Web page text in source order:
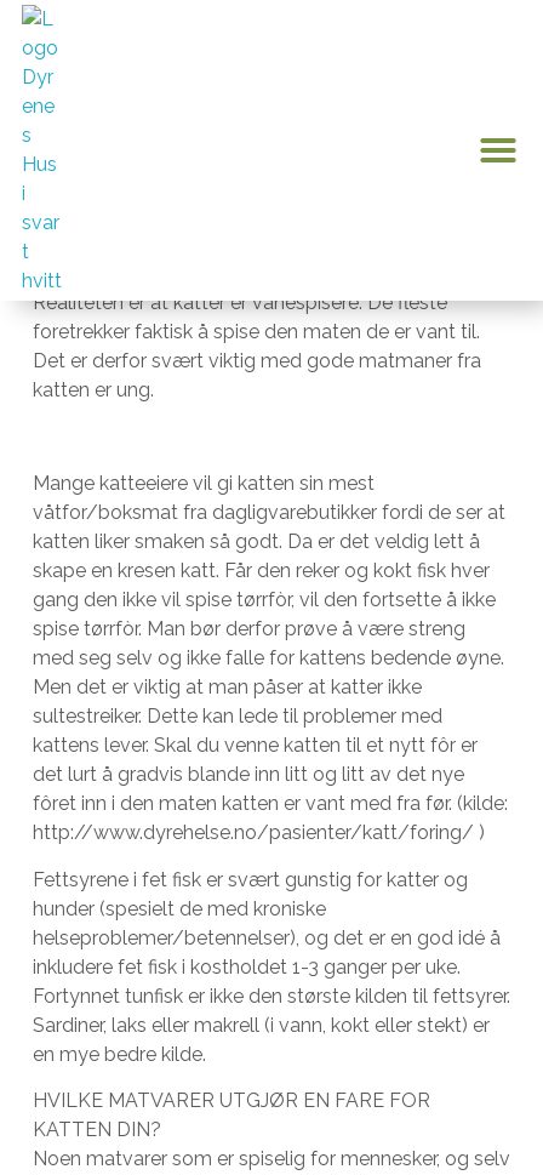
ernæringsbehov
februar 12, 2020
dyr også blir lei av å spise det samme dag etter dag.
Realiteten er at katter er vanespisere. De fleste
foretrekker faktisk å spise den maten de er vant til.
Det er derfor svært viktig med gode matmaner fra
katten er ung.
Mange katteeiere vil gi katten sin mest
våtfor/boksmat fra dagligvarebutikker fordi de ser at
katten liker smaken så godt. Da er det veldig lett å
skape en kresen katt. Får den reker og kokt fisk hver
gang den ikke vil spise tørrfòr, vil den fortsette å ikke
spise tørrfòr. Man bør derfor prøve å være streng
med seg selv og ikke falle for kattens bedende øyne.
Men det er viktig at man påser at katter ikke
sultestreiker. Dette kan lede til problemer med
kattens lever. Skal du venne katten til et nytt fôr er
det lurt å gradvis blande inn litt og litt av det nye
fôret inn i den maten katten er vant med fra før. (kilde:
http://www.dyrehelse.no/pasienter/katt/foring/ )
Fettsyrene i fet fisk er svært gunstig for katter og
hunder (spesielt de med kroniske
helseproblemer/betennelser), og det er en god idé å
inkludere fet fisk i kostholdet 1-3 ganger per uke.
Fortynnet tunfisk er ikke den største kilden til fettsyrer.
Sardiner, laks eller makrell (i vann, kokt eller stekt) er
en mye bedre kilde.
HVILKE MATVARER UTGJØR EN FARE FOR
KATTEN DIN?
Noen matvarer som er spiselig for mennesker, og selv